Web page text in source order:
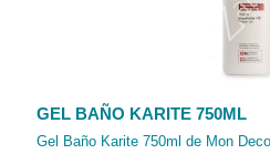
GEL BAÑO KARITE 750ML
Gel Baño Karite 750ml de Mon